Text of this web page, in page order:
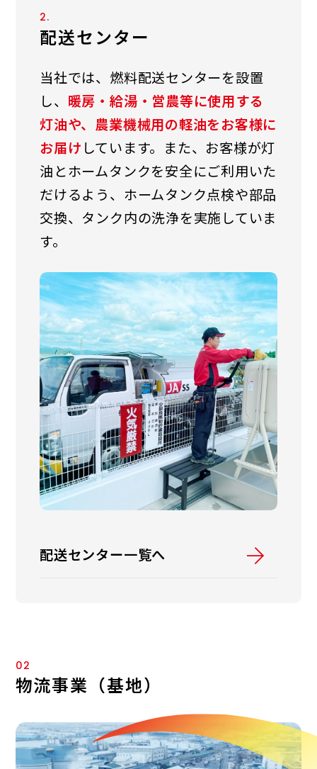
2.
配送センター
当社では、燃料配送センターを設置
し、 暖房・給湯・営農等に使用する
灯油や、農業機械用の軽油をお客様に
お届け しています。また、お客様が灯
油とホームタンクを安全にご利用いた
だけるよう、ホームタンク点検や部品
交換、タンク内の洗浄を実施していま
す。
配送センター一覧へ
02
物流事業（基地）